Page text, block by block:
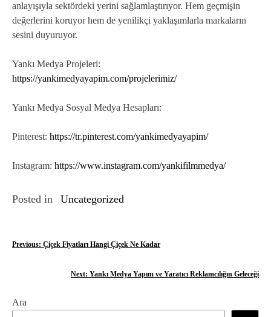
anlayışıyla sektördeki yerini sağlamlaştırıyor. Hem geçmişin
değerlerini koruyor hem de yenilikçi yaklaşımlarla markaların
sesini duyuruyor.
Yankı Medya Projeleri:
https://yankimedyayapim.com/projelerimiz/
Yankı Medya Sosyal Medya Hesapları:
Pinterest: https://tr.pinterest.com/yankimedyayapim/
Instagram: https://www.instagram.com/yankifilmmedya/
Posted in Uncategorized
Y
ı
Previous: Çiçek Fiyatları Hangi Çiçek Ne Kadar
Next: Yankı Medya Yapım ve Yaratıcı Reklamcılığın Geleceği
Ara